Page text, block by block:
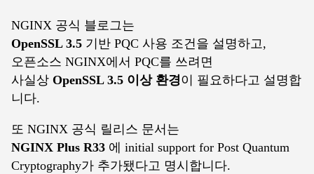
NGINX 공식 블로그는
OpenSSL 3.5 기반 PQC 사용 조건을 설명하고,
오픈소스 NGINX에서 PQC를 쓰려면
사실상 OpenSSL 3.5 이상 환경이 필요하다고 설명합
니다.
또 NGINX 공식 릴리스 문서는
NGINX Plus R33 에 initial support for Post Quantum
Cryptography가 추가됐다고 명시합니다.